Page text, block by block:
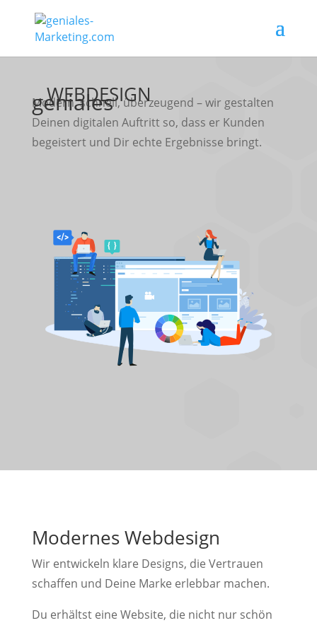
geniales
WEBDESIGN
Modern, schnell, überzeugend – wir gestalten
Deinen digitalen Auftritt so, dass er Kunden
begeistert und Dir echte Ergebnisse bringt.
Modernes Webdesign
Wir entwickeln klare Designs, die Vertrauen
schaffen und Deine Marke erlebbar machen.
Du erhältst eine Website, die nicht nur schön